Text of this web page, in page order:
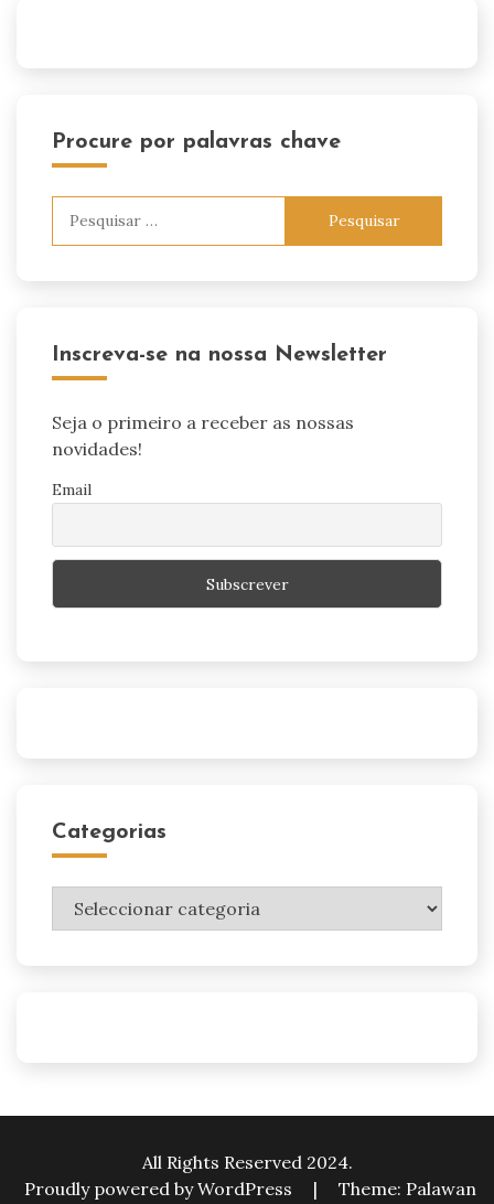
Procure por palavras chave
Inscreva-se na nossa Newsletter
Seja o primeiro a receber as nossas
novidades!
Email
Categorias
Categorias
All Rights Reserved 2024.
Proudly powered by WordPress
| Theme: Palawan